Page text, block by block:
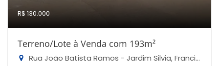
R$ 130.000
Terreno/Lote à Venda com 193m²
Rua João Batista Ramos - Jardim Silvia, Francisco Morato-SP